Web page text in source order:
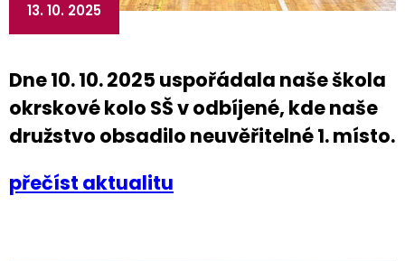
13. 10. 2025
Dne 10. 10. 2025 uspořádala naše škola
okrskové kolo SŠ v odbíjené, kde naše
družstvo obsadilo neuvěřitelné 1. místo.
přečíst aktualitu